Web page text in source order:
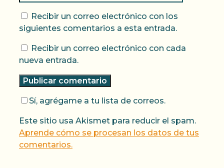
Recibir un correo electrónico con los
siguientes comentarios a esta entrada.
Recibir un correo electrónico con cada
nueva entrada.
Sí, agrégame a tu lista de correos.
Este sitio usa Akismet para reducir el spam.
Aprende cómo se procesan los datos de tus
comentarios.